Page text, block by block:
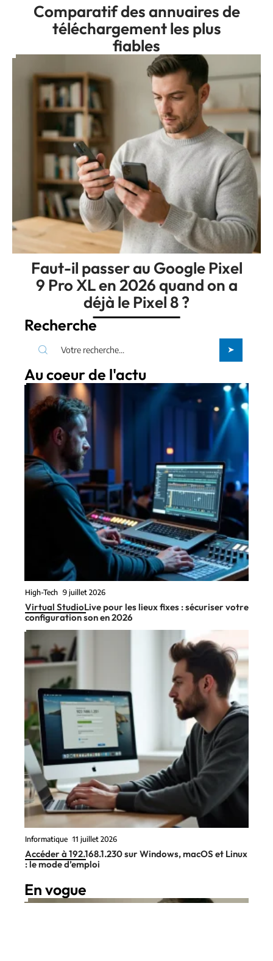
Comparatif des annuaires de
téléchargement les plus
fiables
Faut-il passer au Google Pixel
9 Pro XL en 2026 quand on a
déjà le Pixel 8 ?
Recherche
Au coeur de l'actu
High-Tech 9 juillet 2026
Virtual StudioLive pour les lieux fixes : sécuriser votre
configuration son en 2026
Informatique 11 juillet 2026
Accéder à 192.168.1.230 sur Windows, macOS et Linux
: le mode d’emploi
En vogue